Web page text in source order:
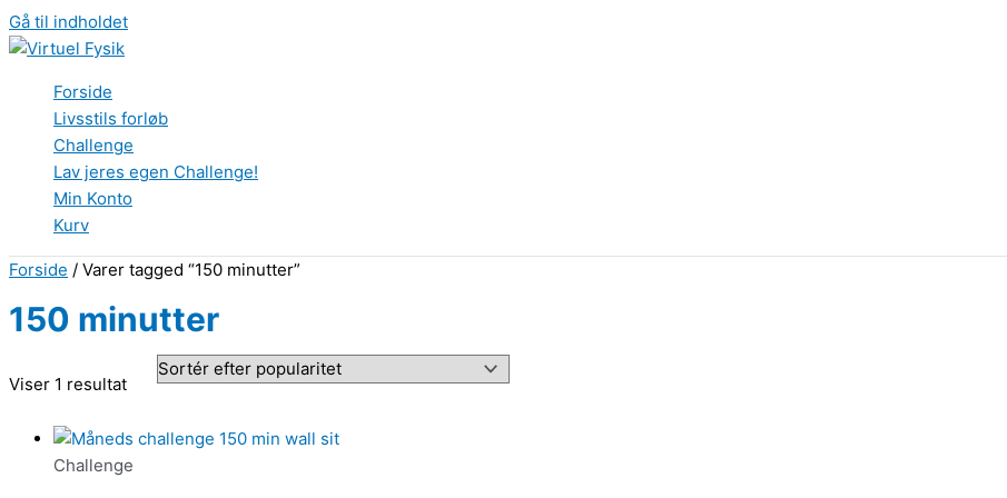
Gå til indholdet
Forside
Livsstils forløb
Challenge
Lav jeres egen Challenge!
Min Konto
Kurv
Forside / Varer tagged “150 minutter”
150 minutter
Viser 1 resultat
Challenge